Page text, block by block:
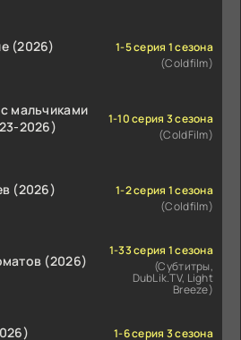
(2026)
1-5 серия 1 сезона
(Coldfilm)
мальчиками
2026)
1-10 серия 3 сезона
(ColdFilm)
(2026)
1-2 серия 1 сезона
(Coldfilm)
(2026)
1-33 серия 1 сезона
(Субтитры,
DubLik.TV, Light
Breeze)
1-6 серия 3 сезона